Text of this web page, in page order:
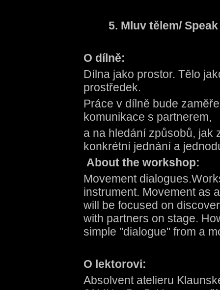
5. Mluv tělem/
O dílně:
Dílna jako prostor. Tělo
prostředek.
Práce v dílně bude
komunikace s partnerem,
a na hledání způsobů, jak
konkrétní jednání a
About the workshop:
Movement
instrument. Movement as
will be focused on
with partners on stage.
simple "dialogue" from a
O lektorovi:
Absolvent atelieru